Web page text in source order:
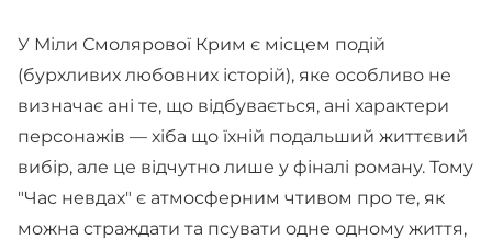
У Міли Смолярової Крим є місцем подій
(бурхливих любовних історій), яке особливо не
визначає ані те, що відбувається, ані характери
персонажів — хіба що їхній подальший життєвий
вибір, але це відчутно лише у фіналі роману. Тому
"Час невдах" є атмосферним чтивом про те, як
можна страждати та псувати одне одному життя,